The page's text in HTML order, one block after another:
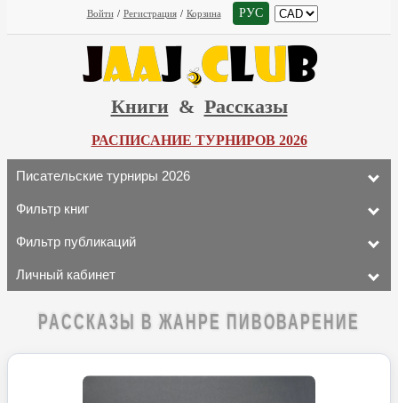
Войти / Регистрация / Корзина РУС
Книги & Рассказы
РАСПИСАНИЕ ТУРНИРОВ 2026
Писательские турниры 2026
Фильтр книг
Фильтр публикаций
Личный кабинет
РАССКАЗЫ В ЖАНРЕ ПИВОВАРЕНИЕ